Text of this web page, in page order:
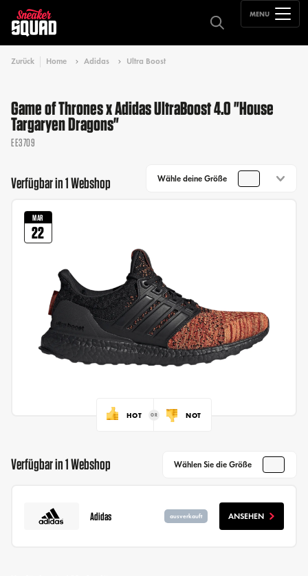
MENU
Zurück Home Adidas Ultra Boost
Game of Thrones x Adidas UltraBoost 4.0 "House
Targaryen Dragons"
EE3709
Verfügbar in 1 Webshop Wähle deine Größe
MAR
22
HOT NOT
Verfügbar in 1 Webshop Wählen Sie die Größe
Adidas ausverkauft ANSEHEN